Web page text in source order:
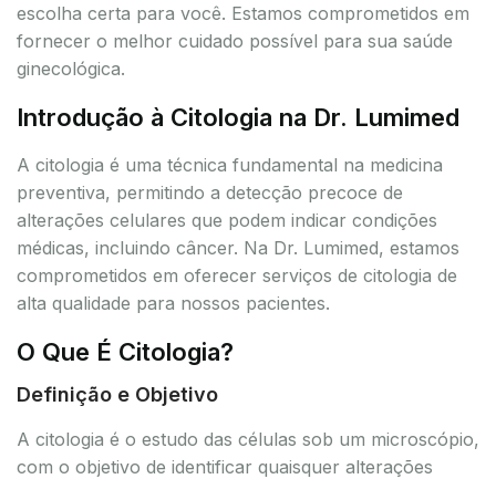
escolha certa para você. Estamos comprometidos em
fornecer o melhor cuidado possível para sua saúde
ginecológica.
Introdução à Citologia na Dr. Lumimed
A citologia é uma técnica fundamental na medicina
preventiva, permitindo a detecção precoce de
alterações celulares que podem indicar condições
médicas, incluindo câncer. Na Dr. Lumimed, estamos
comprometidos em oferecer serviços de citologia de
alta qualidade para nossos pacientes.
O Que É Citologia?
Definição e Objetivo
A citologia é o estudo das células sob um microscópio,
com o objetivo de identificar quaisquer alterações